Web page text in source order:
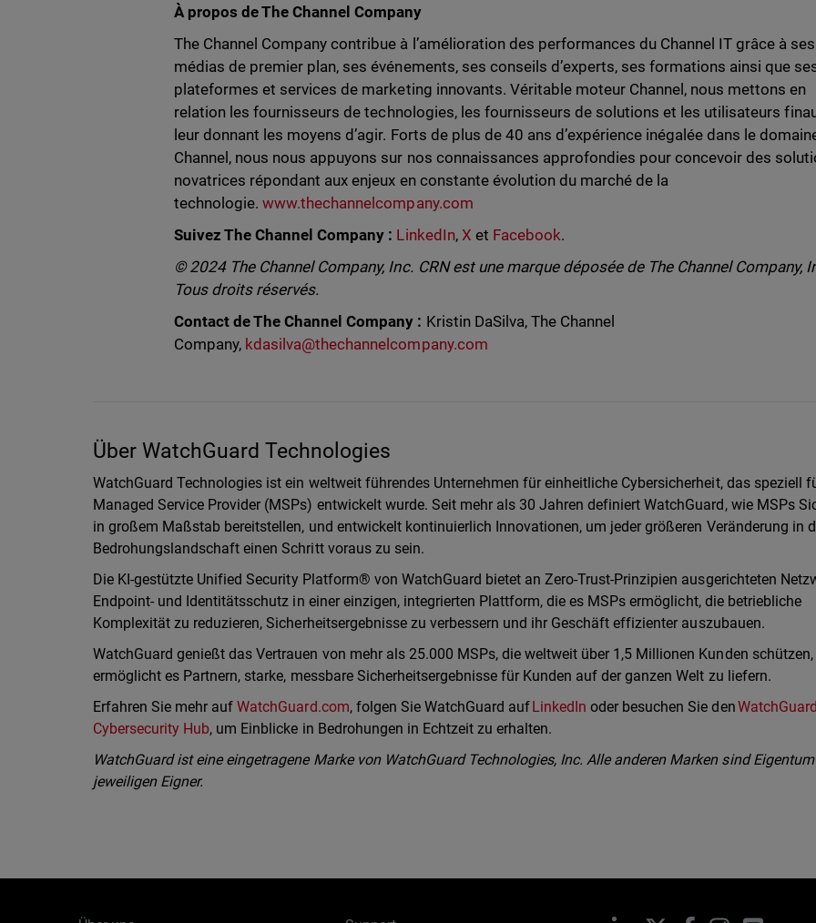
À propos de The Channel Company
The Channel Company contribue à l’amélioration des performances du Channel IT grâce à ses
médias de premier plan, ses événements, ses conseils d’experts, ses formations ainsi que
plateformes et services de marketing innovants. Véritable moteur Channel, nous mettons en
relation les fournisseurs de technologies, les fournisseurs de solutions et les utilisateurs
leur donnant les moyens d’agir. Forts de plus de 40 ans d’expérience inégalée dans le
Channel, nous nous appuyons sur nos connaissances approfondies pour concevoir des
novatrices répondant aux enjeux en constante évolution du marché de la
technologie.www.thechannelcompany.com
Suivez The Channel Company : LinkedIn, X et Facebook.
© 2024 The Channel Company, Inc. CRN est une marque déposée de The Channel Company,
Tous droits réservés.
Contact de The Channel Company : Kristin DaSilva, The Channel
Company, kdasilva@thechannelcompany.com
Über WatchGuard Technologies
WatchGuard Technologies ist ein weltweit führendes Unternehmen für einheitliche Cybersicherheit, das speziell
Managed Service Provider (MSPs) entwickelt wurde. Seit mehr als 30 Jahren definiert WatchGuard, wie MSPs
in großem Maßstab bereitstellen, und entwickelt kontinuierlich Innovationen, um jeder größeren Veränderung in
Bedrohungslandschaft einen Schritt voraus zu sein.
Die KI-gestützte Unified Security Platform® von WatchGuard bietet an Zero-Trust-Prinzipien ausgerichteten
Endpoint- und Identitätsschutz in einer einzigen, integrierten Plattform, die es MSPs ermöglicht, die betriebliche
Komplexität zu reduzieren, Sicherheitsergebnisse zu verbessern und ihr Geschäft effizienter auszubauen.
WatchGuard genießt das Vertrauen von mehr als 25.000 MSPs, die weltweit über 1,5 Millionen Kunden schützen,
ermöglicht es Partnern, starke, messbare Sicherheitsergebnisse für Kunden auf der ganzen Welt zu liefern.
Erfahren Sie mehr aufWatchGuard.com, folgen Sie WatchGuard aufLinkedIn oder besuchen Sie denWatchGuard
Cybersecurity Hub, um Einblicke in Bedrohungen in Echtzeit zu erhalten.
WatchGuard ist eine eingetragene Marke von WatchGuard Technologies, Inc. Alle anderen Marken sind
jeweiligen Eigner.